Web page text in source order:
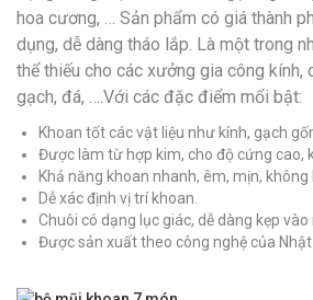
hoa cương, … Sản phẩm có giá thành
dụng, dễ dàng tháo lắp. Là một trong
thể thiếu cho các xưởng gia công kính,
gạch, đá, ….Với các đặc điểm mổi bật:
Khoan tốt các vật liệu như kính, gạch
Được làm từ hợp kim, cho độ cứng cao,
Khả năng khoan nhanh, êm, mịn, không
Dễ xác định vị trí khoan.
Chuôi có dạng lục giác, dễ dàng kẹp vào
Được sản xuất theo công nghệ của Nhật